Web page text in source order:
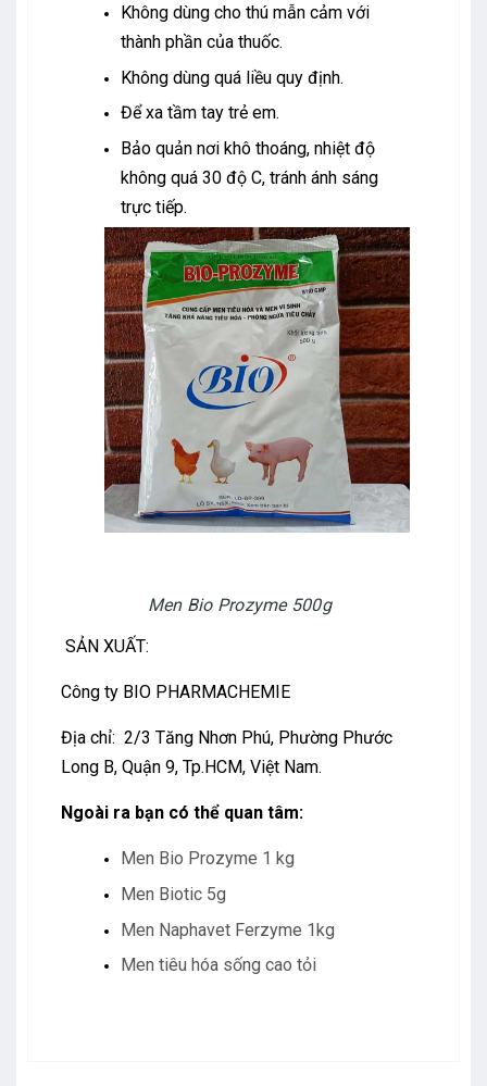
Không dùng cho thú mẫn cảm với
thành phần của thuốc.
Không dùng quá liều quy định.
Để xa tầm tay trẻ em.
Bảo quản nơi khô thoáng, nhiệt độ
không quá 30 độ C, tránh ánh sáng
trực tiếp.
Men Bio Prozyme 500g
SẢN XUẤT:
Công ty BIO PHARMACHEMIE
Địa chỉ: 2/3 Tăng Nhơn Phú, Phường Phước
Long B, Quận 9, Tp.HCM, Việt Nam.
Ngoài ra bạn có thể quan tâm:
Men Bio Prozyme 1 kg
Men Biotic 5g
Men Naphavet Ferzyme 1kg
Men tiêu hóa sống cao tỏi